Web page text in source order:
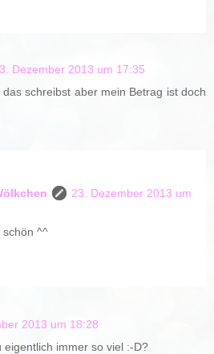
Dezember 2013 um 17:35
schreibst aber mein Betrag ist doch
23. Dezember 2013 um
schön ^^
2013 um 18:28
eigentlich immer so viel :-D?